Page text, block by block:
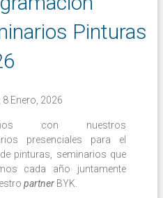
Pinturas
8 Enero, 2026
con nuestros
presenciales para el
pinturas, seminarios que
cada año juntamente
partner BYK.